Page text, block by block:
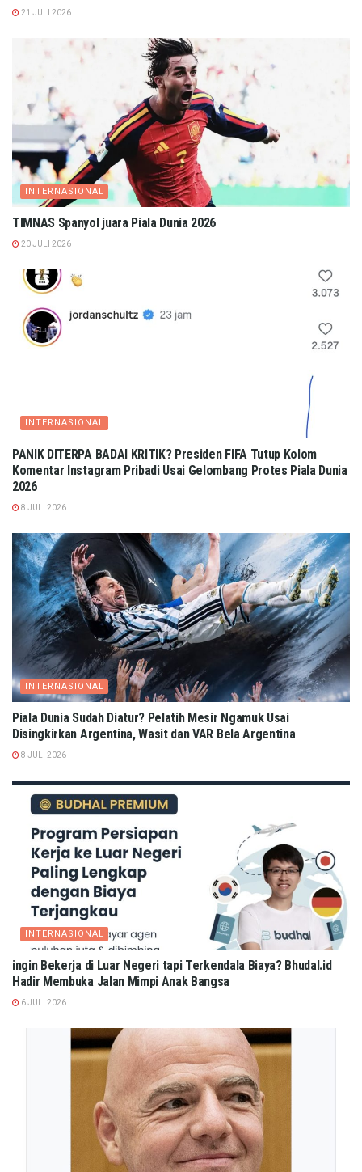
21 JULI 2026
INTERNASIONAL
TIMNAS Spanyol juara Piala Dunia 2026
20 JULI 2026
INTERNASIONAL
PANIK DITERPA BADAI KRITIK? Presiden FIFA Tutup Kolom
Komentar Instagram Pribadi Usai Gelombang Protes Piala Dunia
2026
8 JULI 2026
INTERNASIONAL
Piala Dunia Sudah Diatur? Pelatih Mesir Ngamuk Usai
Disingkirkan Argentina, Wasit dan VAR Bela Argentina
8 JULI 2026
INTERNASIONAL
ingin Bekerja di Luar Negeri tapi Terkendala Biaya? Bhudal.id
Hadir Membuka Jalan Mimpi Anak Bangsa
6 JULI 2026